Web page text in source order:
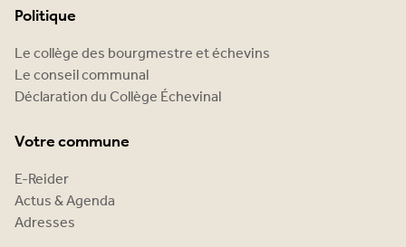
Politique
Le collège des bourgmestre et échevins
Le conseil communal
Déclaration du Collège Échevinal
Votre commune
E-Reider
Actus & Agenda
Adresses